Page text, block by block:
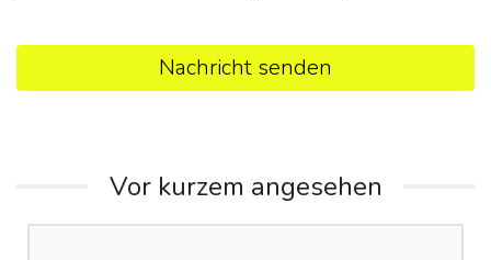
Nachricht senden
Vor kurzem angesehen